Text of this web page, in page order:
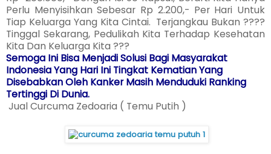
Perlu Menyisihkan Sebesar Rp 2.200,- Per Hari Untuk
Tiap Keluarga Yang Kita Cintai. Terjangkau Bukan ????
Tinggal Sekarang, Pedulikah Kita Terhadap Kesehatan
Kita Dan Keluarga Kita ???
Semoga Ini Bisa Menjadi Solusi Bagi Masyarakat
Indonesia Yang Hari Ini Tingkat Kematian Yang
Disebabkan Oleh Kanker Masih Menduduki Ranking
Tertinggi Di Dunia.
Jual Curcuma Zedoaria ( Temu Putih )